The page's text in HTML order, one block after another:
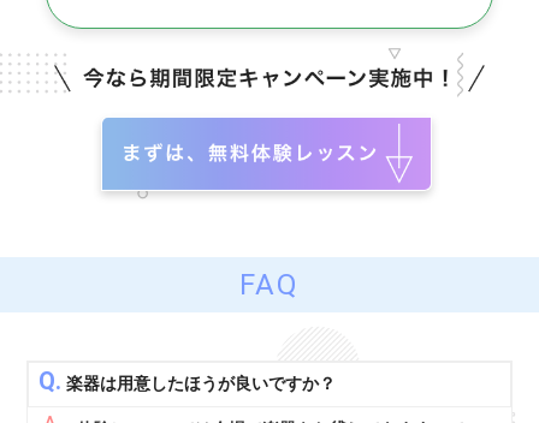
FAQ
Q. 楽器は用意したほうが良いですか？